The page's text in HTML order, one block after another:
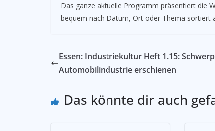
Das ganze aktuelle Programm präsentiert die
bequem nach Datum, Ort oder Thema sortiert
Essen: Industriekultur Heft 1.15:
Automobilindustrie erschienen
Das könnte dir auch